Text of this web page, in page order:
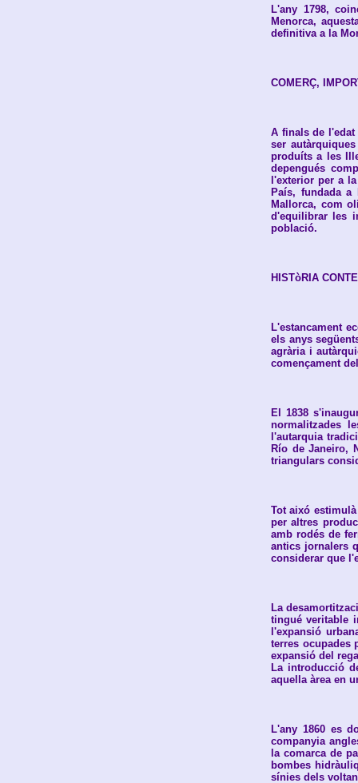
L'any 1798,
Menorca,
definitiva a la
COMERÇ,
A finals de l'edat
ser
produíts a les
depengués
l'exterior per a
País, fundada
Mallorca, com
d'equilibrar les
població.
HISTòRIA
L'estancament
els anys
agrària i
començament
El 1838
normalitzades
l'autarquia
Río de Janeiro,
triangulars
Tot aixó
per altres
amb rodés de
antics jornalers
considerar que
La
tingué veritable
l'expansió
terres ocupades
expansió del
La introducció
aquella àrea en
L'any 1860 es
companyia
la comarca de
bombes
sínies dels